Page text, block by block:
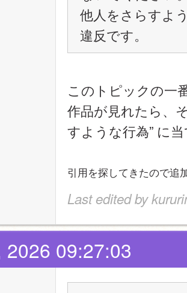
他人をさらすよ
違反です。
このトピックの一
作品が見れたら、
すような行為” に
引用を探してきたので追
Last edited by
2026 09:27:03